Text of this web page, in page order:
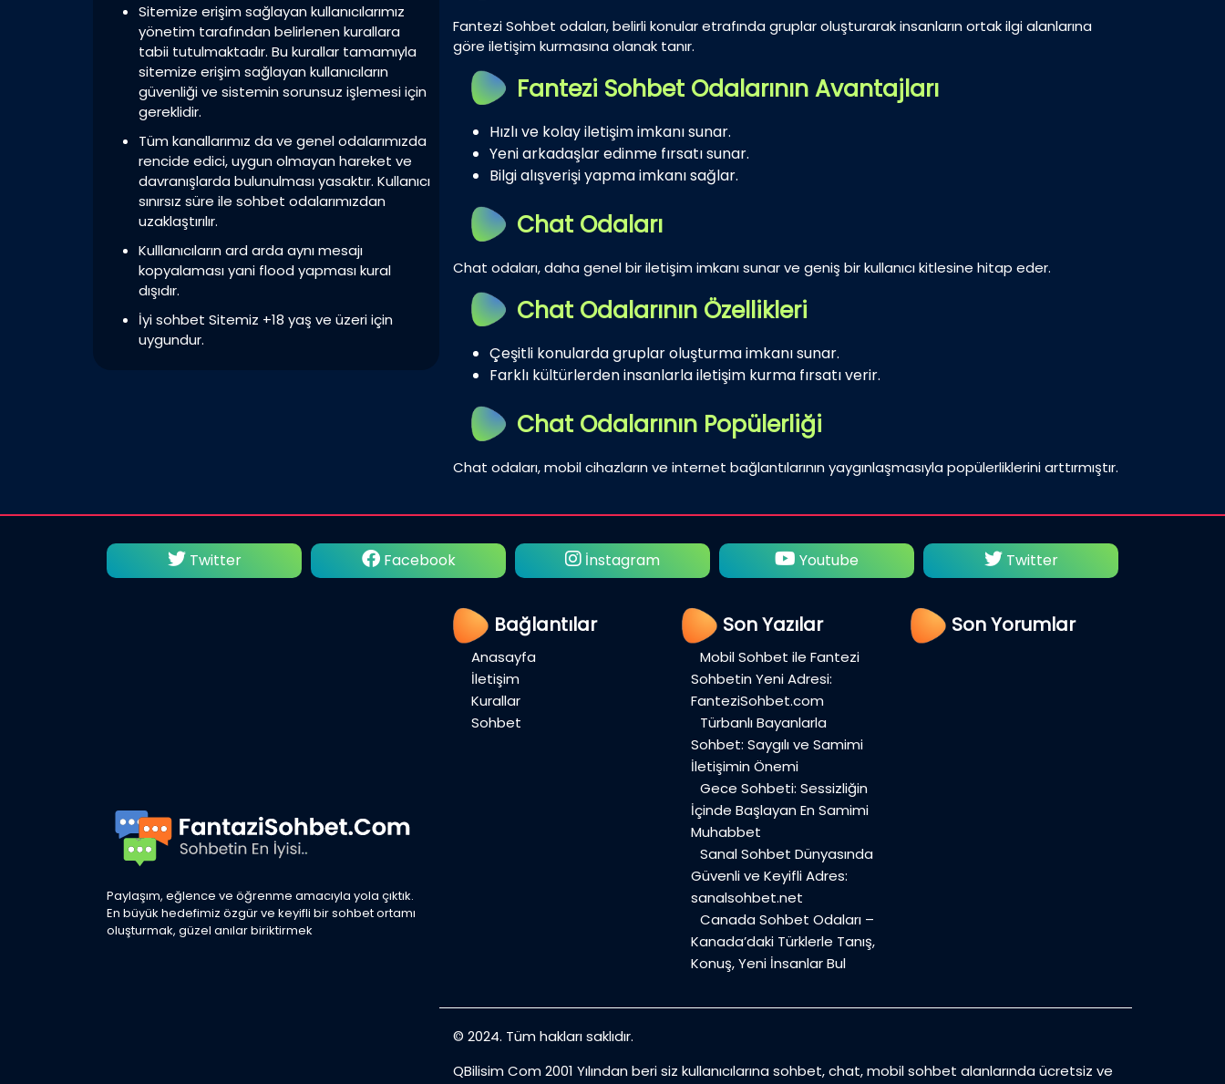
Sitemize erişim sağlayan kullanıcılarımız
yönetim tarafından belirlenen kurallara
tabii tutulmaktadır. Bu kurallar tamamıyla
sitemize erişim sağlayan kullanıcıların
güvenliği ve sistemin sorunsuz işlemesi için
gereklidir.
Tüm kanallarımız da ve genel odalarımızda
rencide edici, uygun olmayan hareket ve
davranışlarda bulunulması yasaktır. Kullanıcı
sınırsız süre ile sohbet odalarımızdan
uzaklaştırılır.
Kulllanıcıların ard arda aynı mesajı
kopyalaması yani flood yapması kural
dışıdır.
İyi sohbet Sitemiz +18 yaş ve üzeri için
uygundur.
Fantezi Sohbet odaları, belirli konular etrafında gruplar oluşturarak insanların ortak ilgi alanlarına
göre iletişim kurmasına olanak tanır.
Fantezi Sohbet Odalarının Avantajları
Hızlı ve kolay iletişim imkanı sunar.
Yeni arkadaşlar edinme fırsatı sunar.
Bilgi alışverişi yapma imkanı sağlar.
Chat Odaları
Chat odaları, daha genel bir iletişim imkanı sunar ve geniş bir kullanıcı kitlesine hitap eder.
Chat Odalarının Özellikleri
Çeşitli konularda gruplar oluşturma imkanı sunar.
Farklı kültürlerden insanlarla iletişim kurma fırsatı verir.
Chat Odalarının Popülerliği
Chat odaları, mobil cihazların ve internet bağlantılarının yaygınlaşmasıyla popülerliklerini arttırmıştır.
Twitter Facebook İnstagram Youtube Twitter
Paylaşım, eğlence ve öğrenme amacıyla yola çıktık.
En büyük hedefimiz özgür ve keyifli bir sohbet ortamı
oluşturmak, güzel anılar biriktirmek
Bağlantılar
Anasayfa
İletişim
Kurallar
Sohbet
Son Yazılar
Mobil Sohbet ile Fantezi
Sohbetin Yeni Adresi:
FanteziSohbet.com
Türbanlı Bayanlarla
Sohbet: Saygılı ve Samimi
İletişimin Önemi
Gece Sohbeti: Sessizliğin
İçinde Başlayan En Samimi
Muhabbet
Sanal Sohbet Dünyasında
Güvenli ve Keyifli Adres:
sanalsohbet.net
Canada Sohbet Odaları –
Kanada’daki Türklerle Tanış,
Konuş, Yeni İnsanlar Bul
Son Yorumlar
© 2024. Tüm hakları saklıdır.
QBilisim Com 2001 Yılından beri siz kullanıcılarına sohbet, chat, mobil sohbet alanlarında ücretsiz ve